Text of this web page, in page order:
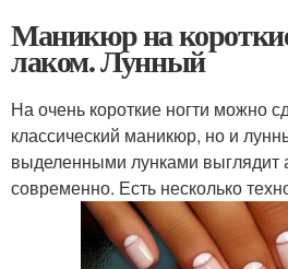
Маникюр на
лаком. Лунный
На очень короткие ногти можно
классический маникюр, но и
выделенными лунками выглядит
современно. Есть несколько